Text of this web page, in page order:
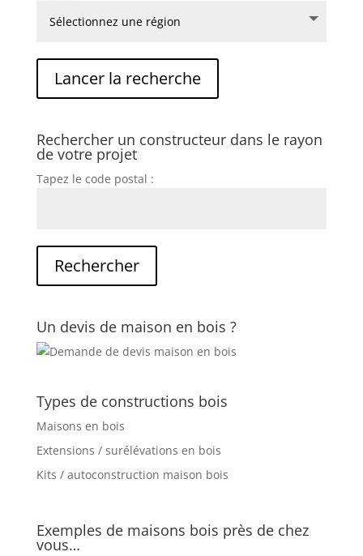
Rechercher un constructeur dans le rayon
de votre projet
Tapez le code postal :
Un devis de maison en bois ?
Types de constructions bois
Maisons en bois
Extensions / surélévations en bois
Kits / autoconstruction maison bois
Exemples de maisons bois près de chez
vous…